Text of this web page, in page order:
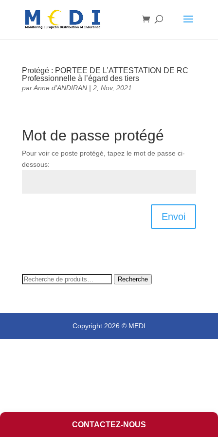
Protégé : PORTEE DE L’ATTESTATION DE RC
Professionnelle à l’égard des tiers
parAnne d’ANDIRAN| 2, Nov, 2021
Mot de passe protégé
Pour voir ce poste protégé, tapez le mot de passe ci-
dessous:
Envoi
Recherche
Recherche
Copyright 2026 © MEDI
CONTACTEZ-NOUS